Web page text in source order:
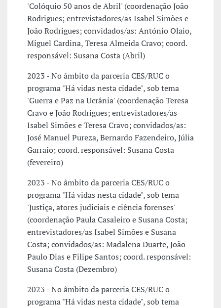
'Colóquio 50 anos de Abril' (coordenação João
Rodrigues; entrevistadores/as Isabel Simões e
João Rodrigues; convidados/as: António Olaio,
Miguel Cardina, Teresa Almeida Cravo; coord.
responsável: Susana Costa (Abril)
2023 - No âmbito da parceria CES/RUC o
programa "Há vidas nesta cidade", sob tema
'Guerra e Paz na Ucrânia' (coordenação Teresa
Cravo e João Rodrigues; entrevistadores/as
Isabel Simões e Teresa Cravo; convidados/as:
José Manuel Pureza, Bernardo Fazendeiro, Júlia
Garraio; coord. responsável: Susana Costa
(fevereiro)
2023 - No âmbito da parceria CES/RUC o
programa "Há vidas nesta cidade", sob tema
'Justiça, atores judiciais e ciência forenses'
(coordenação Paula Casaleiro e Susana Costa;
entrevistadores/as Isabel Simões e Susana
Costa; convidados/as: Madalena Duarte, João
Paulo Dias e Filipe Santos; coord. responsável:
Susana Costa (Dezembro)
2023 - No âmbito da parceria CES/RUC o
programa "Há vidas nesta cidade", sob tema